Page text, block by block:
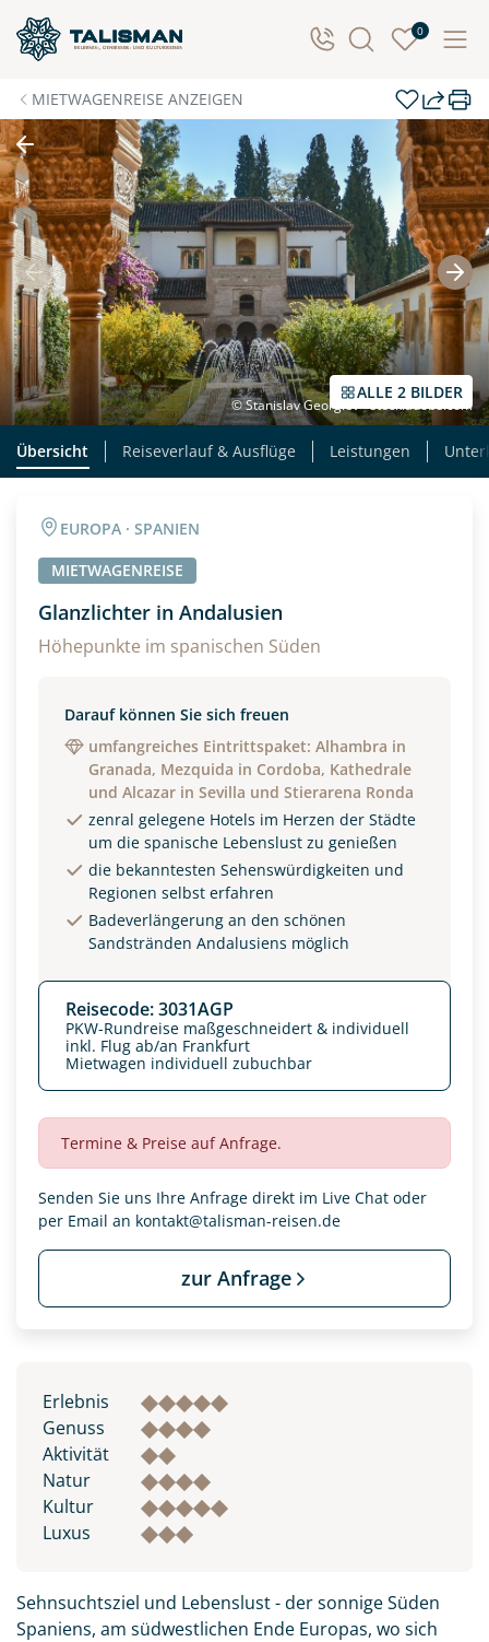
0
MIETWAGENREISE ANZEIGEN
ALLE 2 BILDER
© Stanislav Georgiev - stock.adobe.com
Übersicht Reiseverlauf & Ausflüge Leistungen
EUROPA · SPANIEN
MIETWAGENREISE
Glanzlichter in Andalusien
Höhepunkte im spanischen Süden
Darauf können Sie sich freuen
umfangreiches Eintrittspaket: Alhambra in
Granada, Mezquida in Cordoba, Kathedrale
und Alcazar in Sevilla und Stierarena Ronda
zenral gelegene Hotels im Herzen der Städte
um die spanische Lebenslust zu genießen
die bekanntesten Sehenswürdigkeiten und
Regionen selbst erfahren
Badeverlängerung an den schönen
Sandstränden Andalusiens möglich
Reisecode: 3031AGP
PKW-Rundreise maßgeschneidert & individuell
inkl. Flug ab/an Frankfurt
Mietwagen individuell zubuchbar
Termine & Preise auf Anfrage.
Senden Sie uns Ihre Anfrage direkt im Live Chat oder
per Email an kontakt@talisman-reisen.de
zur Anfrage
Erlebnis
Genuss
Aktivität
Natur
Kultur
Luxus
Sehnsuchtsziel und Lebenslust - der sonnige Süden
Spaniens, am südwestlichen Ende Europas, wo sich